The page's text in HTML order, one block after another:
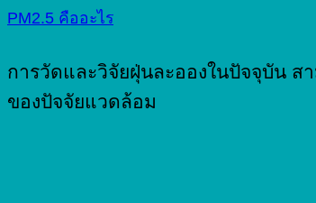
PM2.5 คืออะไร
การวัดและวิจัยฝุ่นละอองในปัจจุบัน ส
ของปัจจัยแวดล้อม